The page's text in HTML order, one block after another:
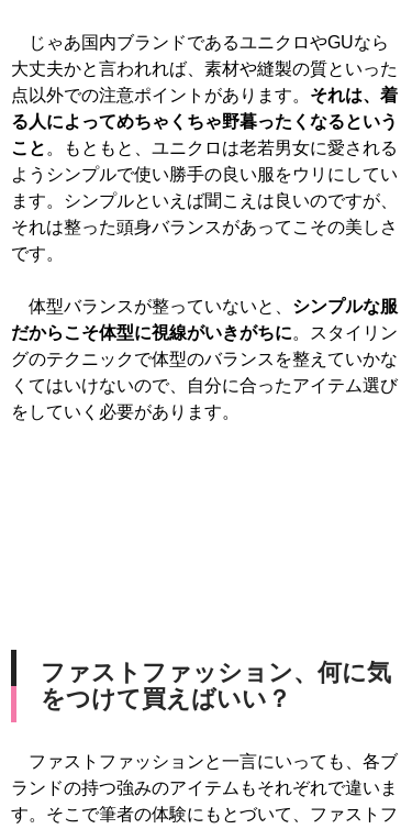
じゃあ国内ブランドであるユニクロやGUなら
大丈夫かと言われれば、素材や縫製の質といった
点以外での注意ポイントがあります。 それは、着
る人によってめちゃくちゃ野暮ったくなるという
こと 。もともと、ユニクロは老若男女に愛される
ようシンプルで使い勝手の良い服をウリにしてい
ます。シンプルといえば聞こえは良いのですが、
それは整った頭身バランスがあってこその美しさ
です。
体型バランスが整っていないと、 シンプルな服
だからこそ体型に視線がいきがちに。スタイリン
グのテクニックで体型のバランスを整えていかな
くてはいけないので、自分に合ったアイテム選び
をしていく必要があります。
ファストファッション、何に気
をつけて買えばいい？
ファストファッションと一言にいっても、各ブ
ランドの持つ強みのアイテムもそれぞれで違いま
す。そこで筆者の体験にもとづいて、ファストフ